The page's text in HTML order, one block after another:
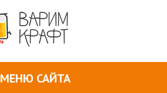
МЕНЮ САЙТА